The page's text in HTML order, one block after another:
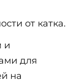
от катка.
и
для
на